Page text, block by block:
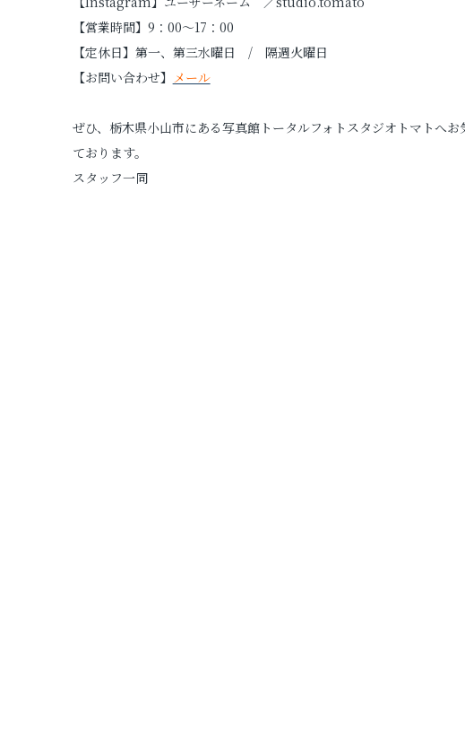
【営業時間】9：00～17：00
【定休日】第一、第三水曜日 / 隔週火曜日
【お問い合わせ】 メール
ぜひ、栃木県小山市にある写真館トータルフォトスタジオトマトへ
ております。
スタッフ一同